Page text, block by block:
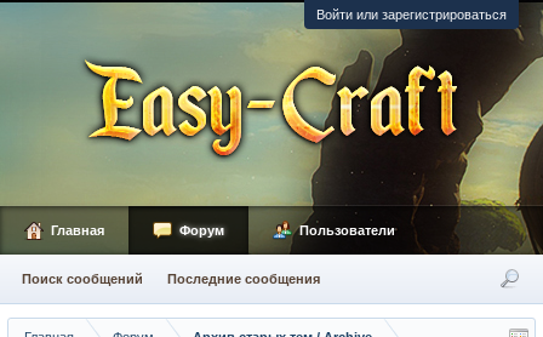
Войти или зарегистрироваться
Главная Форум
Поиск сообщений Последние сообщения
Пользователи